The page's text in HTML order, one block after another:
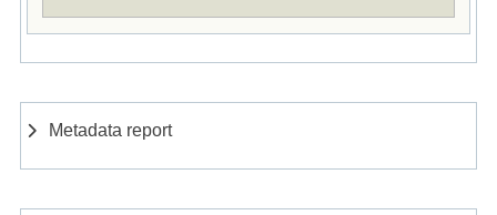
Metadata report